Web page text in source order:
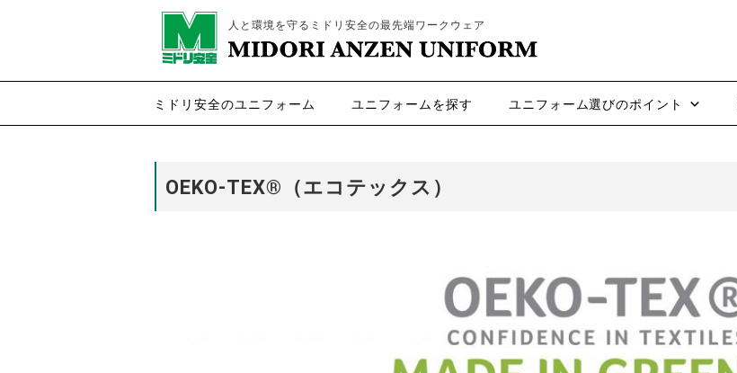
人と環境を守るミドリ安全の最先端ワークウェア
ミドリ安全のユニフォーム ユニフォームを探す ユニフォーム選びのポイント
OEKO-TEX®（エコテックス）